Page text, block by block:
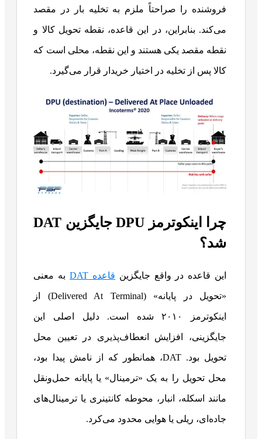
فروشنده را صراحتاً ملزم به تخلیه بار در مقصد
می‌کند. بنابراین، در این قاعده، نقطه تحویل کالا و
نقطه مقصد یکی هستند و این نقطه، محلی است که
کالا پس از تخلیه در اختیار خریدار قرار می‌گیرد.
چرا اینکوترمز DPU جایگزین DAT
شد؟
این قاعده در واقع جایگزین قاعده DAT به معنی
«تحویل در پایانه» (Delivered At Terminal) از
اینکوترمز ۲۰۱۰ شده است. دلیل اصلی این
جایگزینی، افزایش انعطاف‌پذیری در تعیین محل
تحویل بود. DAT، همانطور که از نامش پیدا بود،
محل تحویل را به یک «ترمینال» یا پایانه حمل‌ونقل
مانند اسکله، انبار، محوطه کانتینری یا ترمینال‌های
جاده‌ای، ریلی یا هوایی محدود می‌کرد.